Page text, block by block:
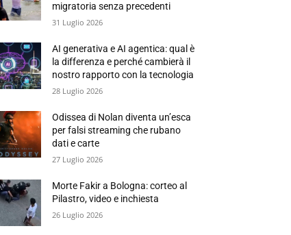
migratoria senza precedenti
31 Luglio 2026
AI generativa e AI agentica: qual è
la differenza e perché cambierà il
nostro rapporto con la tecnologia
28 Luglio 2026
Odissea di Nolan diventa un’esca
per falsi streaming che rubano
dati e carte
27 Luglio 2026
Morte Fakir a Bologna: corteo al
Pilastro, video e inchiesta
26 Luglio 2026